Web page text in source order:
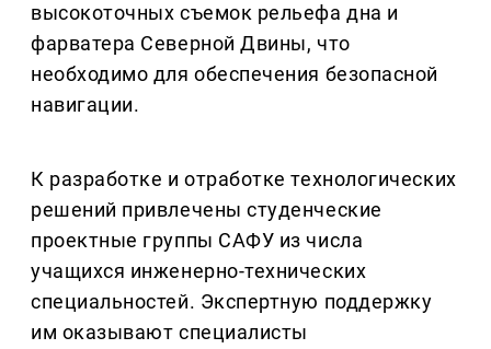
высокоточных съемок рельефа дна и
фарватера Северной Двины, что
необходимо для обеспечения безопасной
навигации.
К разработке и отработке технологических
решений привлечены студенческие
проектные группы САФУ из числа
учащихся инженерно-технических
специальностей. Экспертную поддержку
им оказывают специалисты